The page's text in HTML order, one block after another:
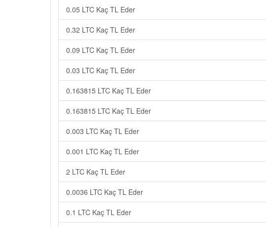
0.05 LTC Kaç TL Eder
0.32 LTC Kaç TL Eder
0.09 LTC Kaç TL Eder
0.03 LTC Kaç TL Eder
0.163815 LTC Kaç TL Eder
0.163815 LTC Kaç TL Eder
0.003 LTC Kaç TL Eder
0.001 LTC Kaç TL Eder
2 LTC Kaç TL Eder
0.0036 LTC Kaç TL Eder
0.1 LTC Kaç TL Eder